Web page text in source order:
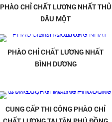
PHÀO CHỈ CHẤT LƯƠNG NHẤT THỦ
DÂU MỘT
PHÀO CHỈ CHẤT LƯƠNG NHẤT
BÌNH DƯƠNG
CUNG CẤP THI CÔNG PHÀO CHỈ